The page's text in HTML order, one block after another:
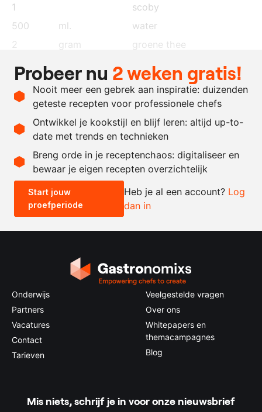
1
scoby
500
ml.
water
2
gram
groene thee
50
ml.
citroensap
naar
suikerwater
Recept omrekenen
- +
0.5x 1x 2x
Probeer nu 2 weken gratis!
Nooit meer een gebrek aan inspiratie: duizenden
geteste recepten voor professionele chefs
Ontwikkel je kookstijl en blijf leren: altijd up-to-
date met trends en technieken
Breng orde in je receptenchaos: digitaliseer en
bewaar je eigen recepten overzichtelijk
Start jouw
proefperiode
Heb je al een account? Log
dan in
Onderwijs
Partners
Vacatures
Contact
Tarieven
Veelgestelde vragen
Over ons
Whitepapers en
themacampagnes
Blog
Mis niets, schrijf je in voor onze nieuwsbrief